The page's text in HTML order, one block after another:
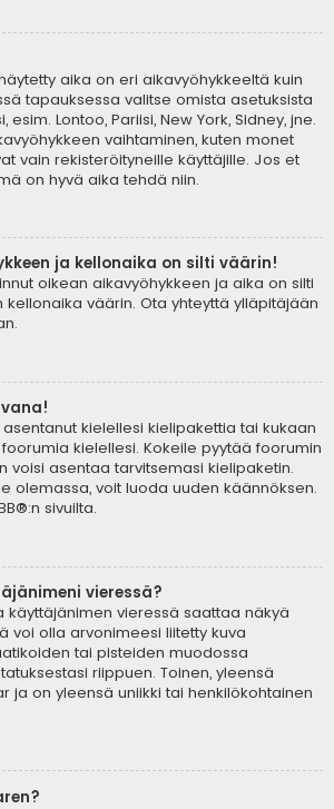
aika on eri aikavyöhykkeeltä kuin
tapauksessa valitse omista asetuksista
Lontoo, Pariisi, New York, Sidney, jne.
vaihtaminen, kuten monet
vain rekisteröityneille käyttäjille. Jos et
on hyvä aika tehdä niin.
ja kellonaika on silti väärin!
oikean aikavyöhykkeen ja aika on silti
kellonaika väärin. Ota yhteyttä ylläpitäjään
kielellesi kielipakettia tai kukaan
kielellesi. Kokeile pyytää foorumin
voisi asentaa tarvitsemasi kielipaketin.
olemassa, voit luoda uuden käännöksen.
®:n sivuilta.
vieressä?
käyttäjänimen vieressä saattaa näkyä
voi olla arvonimeesi liitetty kuva
tai pisteiden muodossa
riippuen. Toinen, yleensä
ja on yleensä uniikki tai henkilökohtainen